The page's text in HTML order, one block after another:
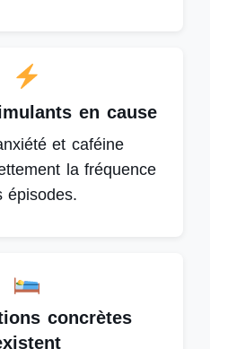
en cause
et caféine
la fréquence
épisodes.
concrètes